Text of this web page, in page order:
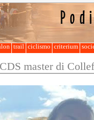
trail ciclismo criterium
master di